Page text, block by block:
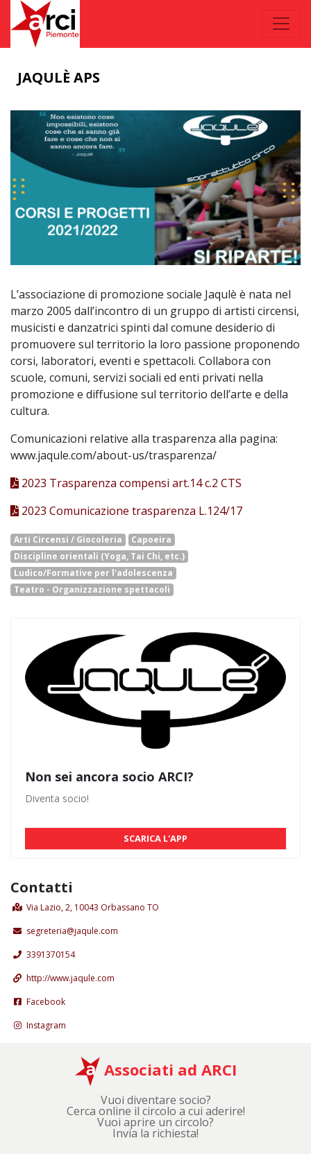
JAQULÈ APS
L’associazione di promozione sociale Jaqulè è nata nel
marzo 2005 dall’incontro di un gruppo di artisti circensi,
musicisti e danzatrici spinti dal comune desiderio di
promuovere sul territorio la loro passione proponendo
corsi, laboratori, eventi e spettacoli. Collabora con
scuole, comuni, servizi sociali ed enti privati nella
promozione e diffusione sul territorio dell’arte e della
cultura.
Comunicazioni relative alla trasparenza alla pagina:
www.jaqule.com/about-us/trasparenza/
2023 Trasparenza compensi art.14 c.2 CTS
2023 Comunicazione trasparenza L.124/17
Arti Circensi / Giocoleria
Capoeira
Discipline orientali (Yoga, Tai Chi, etc.)
Ludico/Formative per l'adolescenza
Teatro - Organizzazione spettacoli
Non sei ancora socio ARCI?
Diventa socio!
SCARICA L'APP
Contatti
Via Lazio, 2, 10043 Orbassano TO
segreteria@jaqule.com
3391370154
http://www.jaqule.com
Facebook
Instagram
Associati ad ARCI
Vuoi diventare socio?
Cerca online il circolo a cui aderire!
Vuoi aprire un circolo?
Invia la richiesta!